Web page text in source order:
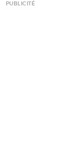
PUBLICITÉ